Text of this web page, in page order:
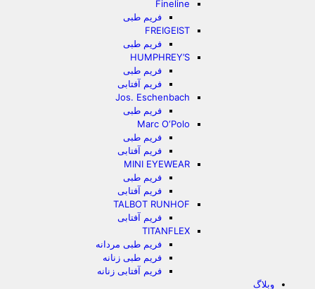
Fineline
فریم طبی
FREIGEIST
فریم طبی
HUMPHREY’S
فریم طبی
فریم آفتابی
Jos. Eschenbach
فریم طبی
Marc O‘Polo
فریم طبی
فریم آفتابی
MINI EYEWEAR
فریم طبی
فریم آفتابی
TALBOT RUNHOF
فریم آفتابی
TITANFLEX
فریم طبی مردانه
فریم طبی زنانه
فریم آفتابی زنانه
وبلاگ